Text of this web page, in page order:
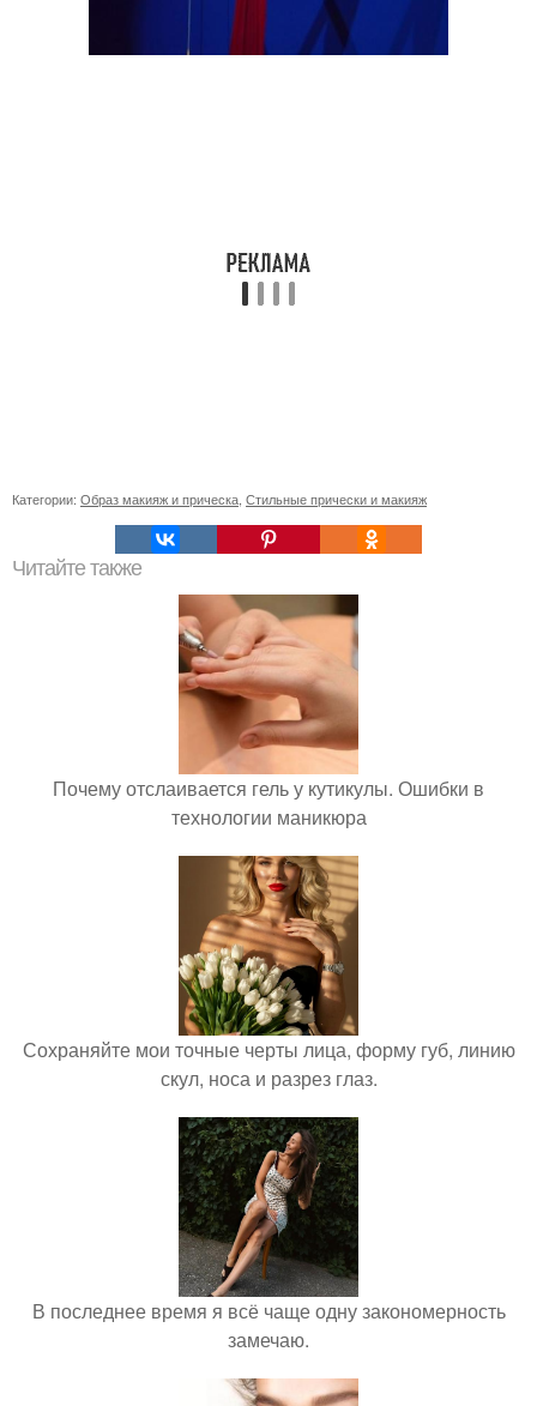
Категории: Образ макияж и прическа, Стильные прически и макияж
Читайте также
Почему отслаивается гель у кутикулы. Ошибки в
технологии маникюра
Сохраняйте мои точные черты лица, форму губ, линию
скул, носа и разрез глаз.
В последнее время я всё чаще одну закономерность
замечаю.